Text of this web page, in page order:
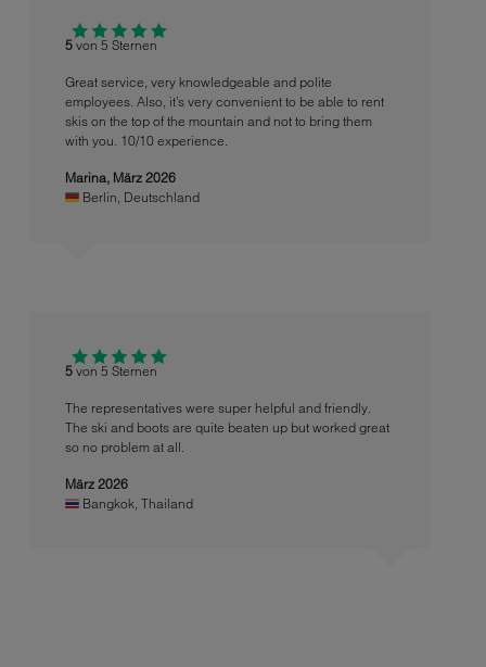
5 von 5 Sternen
Great service, very knowledgeable and polite
employees. Also, it’s very convenient to be able to rent
skis on the top of the mountain and not to bring them
with you. 10/10 experience.
Marina, März 2026
Berlin Deutschland
5 von 5 Sternen
The representatives were super helpful and friendly.
The ski and boots are quite beaten up but worked great
so no problem at all.
März 2026
Bangkok Thailand